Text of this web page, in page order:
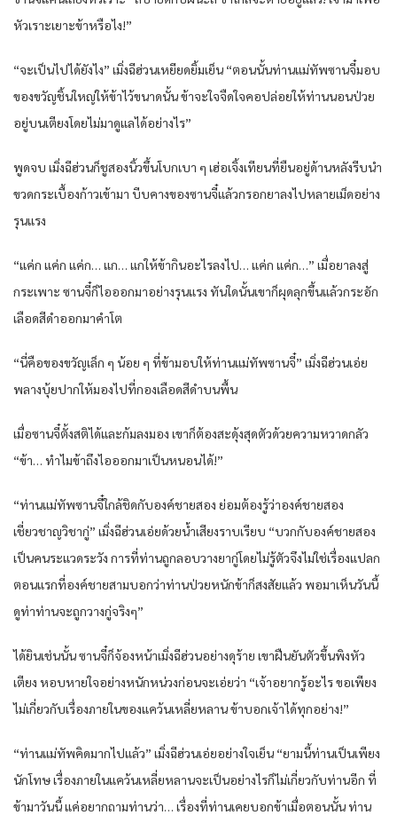
หัวเราะเยาะข้าหรือไง!”
“จะเป็นไปได้ยังไง” เมิ่งฉีฮ่วนเหยียดยิ้มเย็น “ตอนนั้นท่านแม่ทัพซานจี๋มอบ
ของขวัญชิ้นใหญ่ให้ข้าไว้ขนาดนั้น ข้าจะใจจืดใจคอปล่อยให้ท่านนอนป่วย
อยู่บนเตียงโดยไม่มาดูแลได้อย่างไร”
พูดจบ เมิ่งฉีฮ่วนก็ชูสองนิ้วขึ้นโบกเบา ๆ เฮ่อเจิ้งเทียนที่ยืนอยู่ด้านหลังรีบนำ
ขวดกระเบื้องก้าวเข้ามา บีบคางของซานจี๋แล้วกรอกยาลงไปหลายเม็ดอย่าง
รุนแรง
“แค่ก แค่ก แค่ก… แก… แกให้ข้ากินอะไรลงไป… แค่ก แค่ก…” เมื่อยาลงสู่
กระเพาะ ซานจี๋ก็ไอออกมาอย่างรุนแรง ทันใดนั้นเขาก็ผุดลุกขึ้นแล้วกระอัก
เลือดสีดำออกมาคำโต
“นี่คือของขวัญเล็ก ๆ น้อย ๆ ที่ข้ามอบให้ท่านแม่ทัพซานจี๋” เมิ่งฉีฮ่วนเอ่ย
พลางบุ้ยปากให้มองไปที่กองเลือดสีดำบนพื้น
เมื่อซานจี๋ตั้งสติได้และก้มลงมอง เขาก็ต้องสะดุ้งสุดตัวด้วยความหวาดกลัว
“ข้า… ทำไมข้าถึงไอออกมาเป็นหนอนได้!”
“ท่านแม่ทัพซานจี๋ใกล้ชิดกับองค์ชายสอง ย่อมต้องรู้ว่าองค์ชายสอง
เชี่ยวชาญวิชากู่” เมิ่งฉีฮ่วนเอ่ยด้วยน้ำเสียงราบเรียบ “บวกกับองค์ชายสอง
เป็นคนระแวดระวัง การที่ท่านถูกลอบวางยากู่โดยไม่รู้ตัวจึงไม่ใช่เรื่องแปลก
ตอนแรกที่องค์ชายสามบอกว่าท่านป่วยหนักข้าก็สงสัยแล้ว พอมาเห็นวันนี้
ดูท่าท่านจะถูกวางกู่จริงๆ”
ได้ยินเช่นนั้น ซานจี๋ก็จ้องหน้าเมิ่งฉีฮ่วนอย่างดุร้าย เขาฝืนยันตัวขึ้นพิงหัว
เตียง หอบหายใจอย่างหนักหน่วงก่อนจะเอ่ยว่า “เจ้าอยากรู้อะไร ขอเพียง
ไม่เกี่ยวกับเรื่องภายในของแคว้นเหลี่ยหลาน ข้าบอกเจ้าได้ทุกอย่าง!”
“ท่านแม่ทัพคิดมากไปแล้ว” เมิ่งฉีฮ่วนเอ่ยอย่างใจเย็น “ยามนี้ท่านเป็นเพียง
นักโทษ เรื่องภายในแคว้นเหลี่ยหลานจะเป็นอย่างไรก็ไม่เกี่ยวกับท่านอีก ที่
ข้ามาวันนี้ แค่อยากถามท่านว่า… เรื่องที่ท่านเคยบอกข้าเมื่อตอนนั้น ท่าน